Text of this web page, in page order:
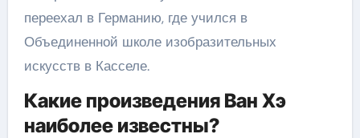
переехал в Германию, где учился в
Объединенной школе изобразительных
искусств в Касселе.
Какие произведения Ван Хэ
наиболее известны?